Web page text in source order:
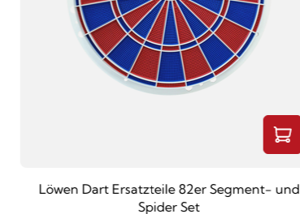
Löwen Dart Ersatzteile 82er Segment- und
Spider Set